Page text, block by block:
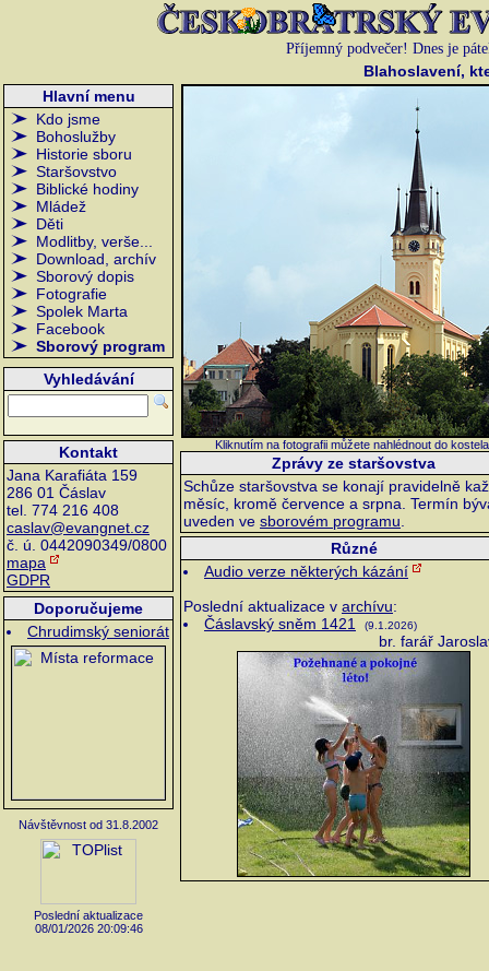
Příjemný podvečer! Dnes je
Blahoslavení,
Hlavní menu
Kdo jsme
Bohoslužby
Historie sboru
Staršovstvo
Biblické hodiny
Mládež
Děti
Modlitby, verše...
Download, archív
Sborový dopis
Fotografie
Spolek Marta
Facebook
Sborový program
Vyhledávání
Kontakt
Jana Karafiáta 159
286 01 Čáslav
tel. 774 216 408
caslav@evangnet.cz
č. ú. 0442090349/0800
mapa
GDPR
Doporučujeme
Chrudimský seniorát
Návštěvnost od 31.8.2002
Poslední aktualizace
08/01/2026 20:09:46
Kliknutím na fotografii můžete nahlédnout do
Zprávy ze staršovstva
Schůze staršovstva se konají pravidelně
měsíc, kromě července a srpna. Termín
uveden ve sborovém programu
Různé
Audio verze některých kázání
Poslední aktualizace v archívu:
Čáslavský sněm 1421
(9.1.2026)
br. farář